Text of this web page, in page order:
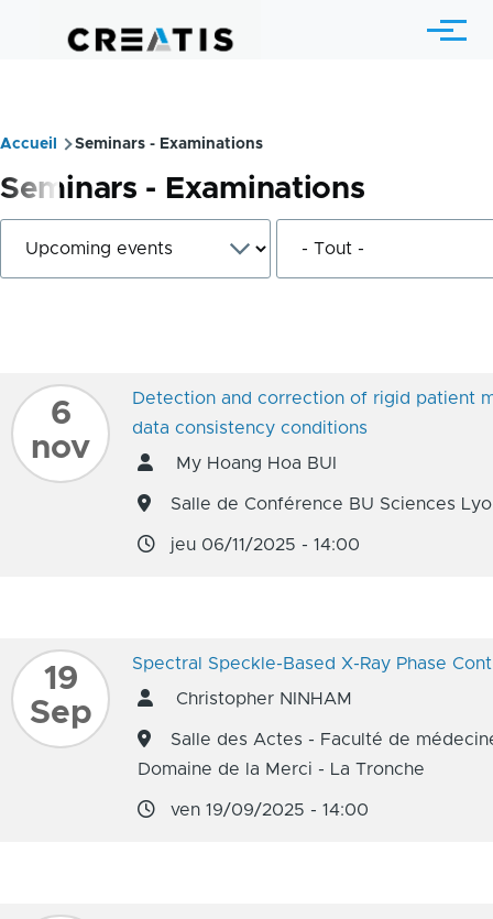
Menu
Fil
d'Ariane
Accueil Seminars - Examinations
Seminars - Examinations
6
nov
Detection and correction of rigid patient
data consistency conditions
My Hoang Hoa BUI
Salle de Conférence BU Sciences
jeu 06/11/2025 - 14:00
19
Sep
Spectral Speckle-Based X-Ray Phase
Christopher NINHAM
Salle des Actes - Faculté de
Domaine de la Merci - La Tronche
ven 19/09/2025 - 14:00